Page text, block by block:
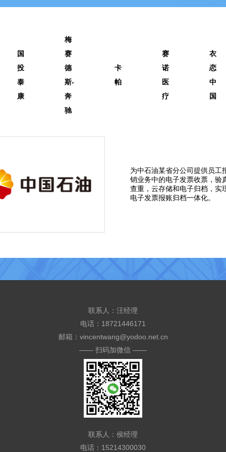
国
投
泰
康
梅
赛
德
斯-
奔
驰
卡
帕
赛
诺
医
疗
衣
恋
中
国
为中石油某省分公司提供员工
销业务中的电子发票收票，验
查重，云存储和电子归档，实
电子发票报账归档一体化。
联系人：汪经理
电话：18721446171
邮箱：vincentwang@yodoo.net.cn
—— 扫码加微信 ——
联系人：侯经理
电话：15214300030